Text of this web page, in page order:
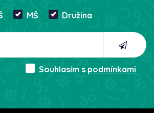
MŠ Družina
Souhlasím s podmínkami